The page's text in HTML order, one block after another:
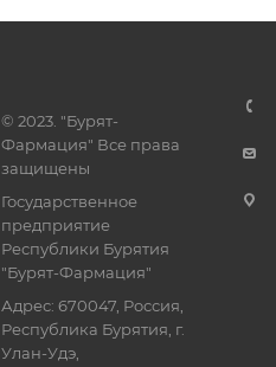
© 2023. "Бурят-
Фармация" Все права
защищены
Государственное
предприятие
Республики Бурятия
"Бурят-Фармация"
Адрес: 670047, Россия,
Республика Бурятия, г.
Улан-Удэ,